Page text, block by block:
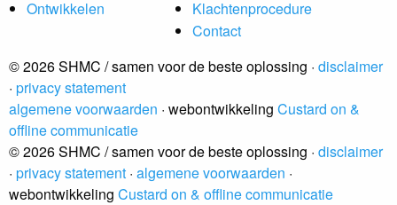
Ontwikkelen
Klachtenprocedure
Contact
© 2026 SHMC / samen voor de beste oplossing · disclaimer
· privacy statement
algemene voorwaarden · webontwikkeling Custard on &
offline communicatie
© 2026 SHMC / samen voor de beste oplossing · disclaimer
· privacy statement · algemene voorwaarden ·
webontwikkeling Custard on & offline communicatie